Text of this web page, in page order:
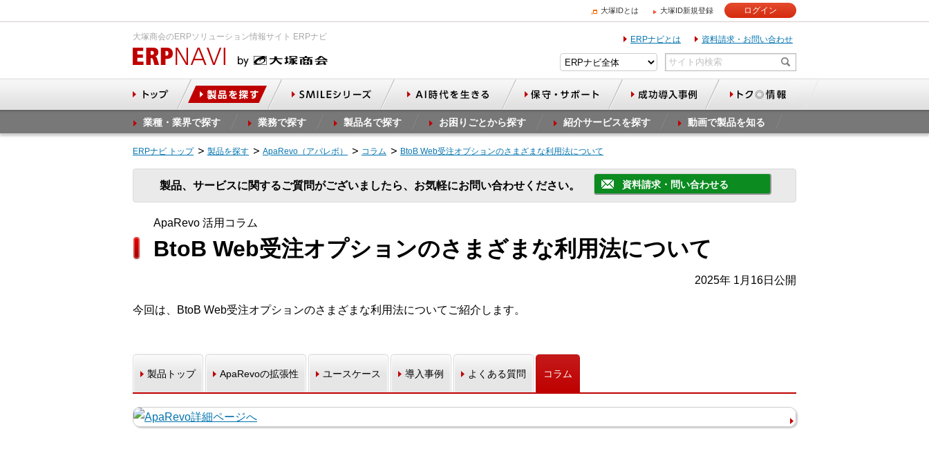
大塚IDとは 大塚ID新規登録 ログイン
大塚商会のERPソリューション情報サイト ERPナビ ERPナビとは 資料請求・お問い合わせ
業種・業界で探す 業務で探す 製品名で探す お困りごとから探す 紹介サービスを探す 動画で製品を知る
ERPナビ トップ 製品を探す ApaRevo（アパレボ） コラム BtoB Web受注オプションのさまざまな利用法について
製品、サービスに関するご質問がございましたら、お気軽にお問い合わせください。 資料請求・問い合わせる
ApaRevo 活用コラム
BtoB Web受注オプションのさまざまな利用法について
2025年 1月16日公開
今回は、BtoB Web受注オプションのさまざまな利用法についてご紹介します。
製品トップ ApaRevoの拡張性 ユースケース 導入事例 よくある質問 コラム